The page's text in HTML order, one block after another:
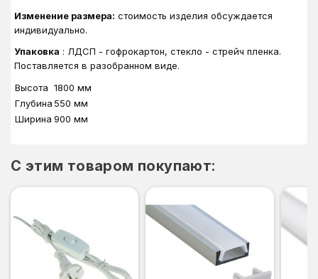
Изменение размера: стоимость изделия обсуждается
индивидуально.
Упаковка : ЛДСП - гофрокартон, стекло - стрейч пленка.
Поставляется в разобранном виде.
Высота 1800 мм
Глубина 550 мм
Ширина 900 мм
C этим товаром покупают: